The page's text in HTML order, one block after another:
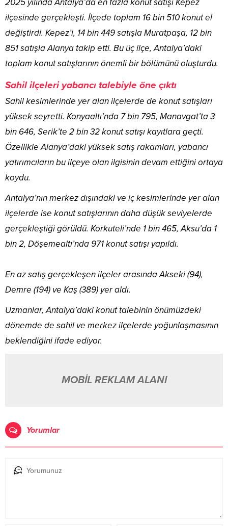
2025 yılında Antalya’da en fazla konut satışı Kepez
ilçesinde gerçekleşti. İlçede toplam 16 bin 510 konut el
değiştirdi. Kepez’i, 14 bin 449 satışla Muratpaşa, 12 bin
851 satışla Alanya takip etti. Bu üç ilçe, Antalya’daki
toplam konut satışlarının önemli bir bölümünü oluşturdu.
Sahil ilçeleri yabancı talebiyle öne çıktı
Sahil kesimlerinde yer alan ilçelerde de konut satışları
yüksek seyretti. Konyaaltı’nda 7 bin 795, Manavgat’ta 3
bin 646, Serik’te 2 bin 32 konut satışı kayıtlara geçti.
Özellikle Alanya’daki yüksek satış rakamları, yabancı
yatırımcıların bu ilçeye olan ilgisinin devam ettiğini ortaya
koydu.
Antalya’nın merkez dışındaki ve iç kesimlerinde yer alan
ilçelerde ise konut satışlarının daha düşük seviyelerde
gerçekleştiği görüldü. Korkuteli’nde 1 bin 465, Aksu’da 1
bin 2, Döşemealtı’nda 971 konut satışı yapıldı.
En az satış gerçekleşen ilçeler arasında Akseki (94),
Demre (194) ve Kaş (389) yer aldı.
Uzmanlar, Antalya’daki konut talebinin önümüzdeki
dönemde de sahil ve merkez ilçelerde yoğunlaşmasının
beklendiğini ifade ediyor.
MOBİL REKLAM ALANI
Yorumlar